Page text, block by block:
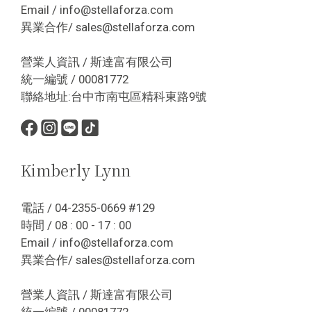
Email / info@stellaforza.com
異業合作/ sales@stellaforza.com
營業人資訊 / 斯達富有限公司
統一編號 / 00081772
聯絡地址:台中市南屯區精科東路9號
Kimberly Lynn
電話 / 04-2355-0669 #129
時間 / 08 : 00 - 17 : 00
Email / info@stellaforza.com
異業合作/ sales@stellaforza.com
營業人資訊 / 斯達富有限公司